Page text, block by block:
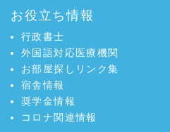
お役立ち情報
行政書士
外国語対応医療機関
お部屋探しリンク集
宿舎情報
奨学金情報
コロナ関連情報